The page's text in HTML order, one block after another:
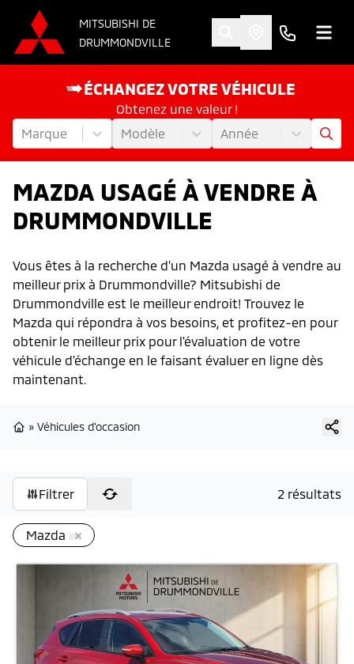
MITSUBISHI DE
DRUMMONDVILLE
ÉCHANGEZ VOTRE VÉHICULE
Obtenez une valeur !
Marque
Modèle Année
MAZDA USAGÉ À VENDRE À
DRUMMONDVILLE
Vous êtes à la recherche d’un Mazda usagé à vendre au
meilleur prix à Drummondville? Mitsubishi de
Drummondville est le meilleur endroit! Trouvez le
Mazda qui répondra à vos besoins, et profitez-en pour
obtenir le meilleur prix pour l'évaluation de votre
véhicule d’échange en le faisant évaluer en ligne dès
maintenant.
» Véhicules d'occasion
Filtrer 2 résultats
Mazda